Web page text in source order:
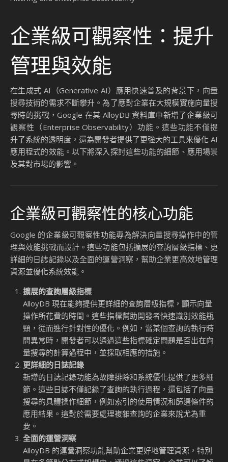
內嵌篩選的市場影響
對整個向量資料庫市場產生了深遠的影響。以下是內嵌篩選功
能對市場的幾個主要影響：
提升企業採用向量搜尋的意願
內嵌篩選功能降低了向量搜尋的實施門檻，使更多企業能
夠輕鬆採用這項技術，從而推動了向量搜尋技術的普及。
加速市場競爭
隨著 Google AlloyDB 的技術創新，其他雲端服務提供商
也開始加速推出類似的功能。例如，AWS 和 Microsoft
Azure 都在其資料庫服務中增加了向量搜尋的支援。
了參考，未來可能會有更多資料庫服務採用類似的技術架
構。
小結
Google AlloyDB 的內嵌篩選功能，為向量搜尋技術帶來了革
命性的變化。通過結合向量索引與傳統索引，內嵌篩選不僅提
升了查詢效能，還降低了系統的運算負擔。這項技術的應用範
圍廣泛，特別適合需要高效處理大規模資料的企業工作負載。
如果您正在尋找一個功能強大且高效的向量搜尋解決方案，
AlloyDB 的內嵌篩選功能無疑是一個值得考慮的選擇。立即探
索 AlloyDB 的新功能，為您的 AI 應用程式注入更多可能性！
Source: Google Enhances AlloyDB Vector Search with Inline
Filtering and Enterprise Observability